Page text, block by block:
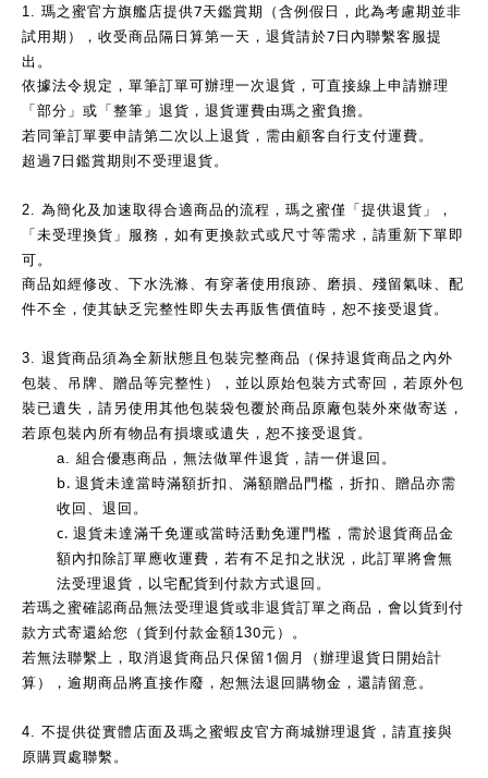
1. 瑪之蜜官方旗艦店提供7天鑑賞期（含例假日，此為考慮期並非
試用期），收受商品隔日算第一天，退貨請於7 日內聯繫客服提
出。
依據法令規定，單筆訂單可辦理一次退貨，可直接線上申請辦理
「部分」或「整筆」退貨，退貨運費由瑪之蜜負擔。
若同筆訂單要申請第二次以上退貨，需由顧客自行支付運費。
超過7 日鑑賞期則不受理退貨。
2. 為簡化及加速取得合適商品的流程，瑪之蜜僅「提供退貨」，
「未受理換貨」服務，如有更換款式或尺寸等需求，請重新下單即
可。
商品如經修改、下水洗滌、有穿著使用痕跡、磨損、殘留氣味、配
件不全，使其缺乏完整性即失去再販售價值時，恕不接受退貨。
3. 退貨商品須為全新狀態且包裝完整商品（保持退貨商品之內外
包裝、吊牌、贈品等完整性），並以原始包裝方式寄回，若原外包
裝已遺失，請另使用其他包裝袋包覆於商品原廠包裝外來做寄送，
若原包裝內所有物品有損壞或遺失，恕不接受退貨。
a. 組合優惠商品，無法做單件退貨，請一併退回。
b. 退貨未達當時滿額折扣、滿額贈品門檻，折扣、贈品亦需
收回、退回。
c. 退貨未達滿千免運或當時活動免運門檻，需於退貨商品金
額內扣除訂單應收運費，若有不足扣之狀況，此訂單將會無
法受理退貨，以宅配貨到付款方式退回。
若瑪之蜜確認商品無法受理退貨或非退貨訂單之商品，會以貨到付
款方式寄還給您（貨到付款金額130元）。
若無法聯繫上，取消退貨商品只保留 1 個月（辦理退貨日開始計
算），逾期商品將直接作廢，恕無法退回購物金，還請留意。
4. 不提供從實體店面及瑪之蜜蝦皮官方商城辦理退貨，請直接與
原購買處聯繫。